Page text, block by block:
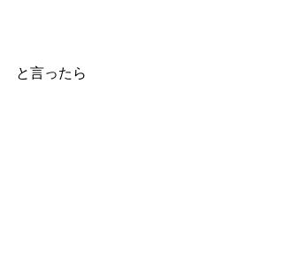
と言ったら